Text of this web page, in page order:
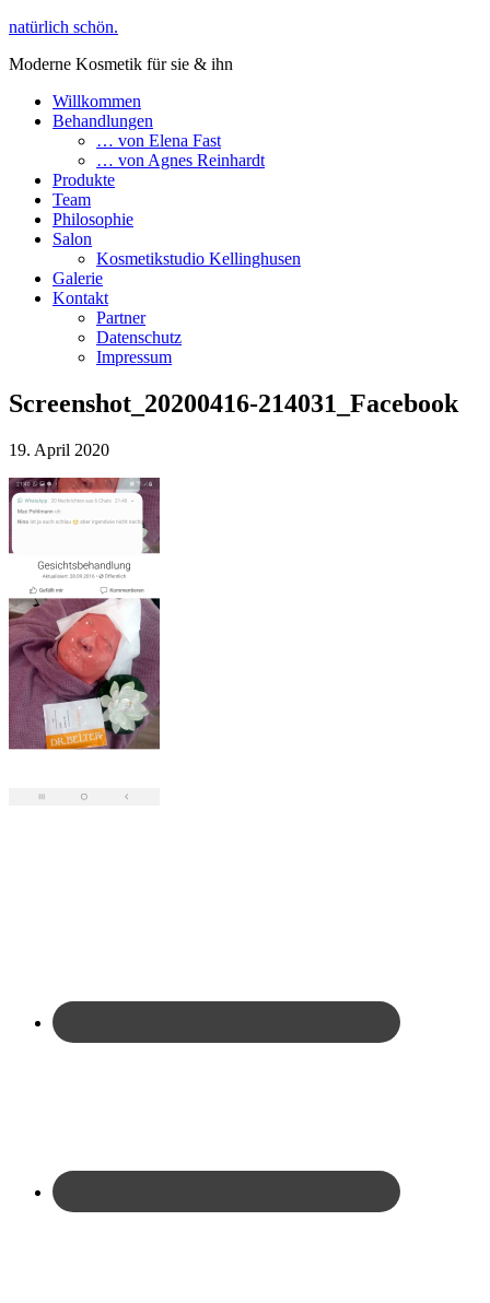
natürlich schön.
Moderne Kosmetik für sie & ihn
Willkommen
Behandlungen
… von Elena Fast
… von Agnes Reinhardt
Produkte
Team
Philosophie
Salon
Kosmetikstudio Kellinghusen
Galerie
Kontakt
Partner
Datenschutz
Impressum
Screenshot_20200416-214031_Facebook
19. April 2020